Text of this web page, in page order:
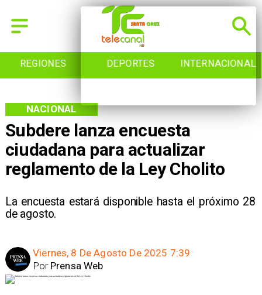
DEPORTES INTERNACIONAL INICIO
Subdere lanza encuesta
ciudadana para actualizar
reglamento de la Ley Cholito
La encuesta estará disponible hasta el próximo 28
de agosto.
NACIONAL
Viernes, 8 De Agosto De 2025 7:39
Prensa Web
Por